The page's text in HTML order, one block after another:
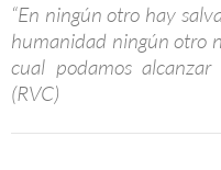
“En ningún otro hay
humanidad ningún otro
cual podamos
(RVC)